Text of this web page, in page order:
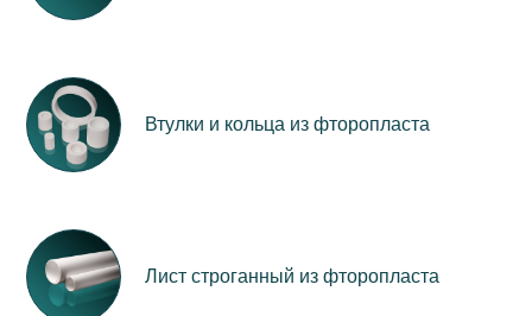
Втулки и кольца из фторопласта
Лист строганный из фторопласта